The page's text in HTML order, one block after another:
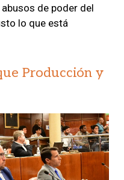
de poder del
lo que está
Producción y